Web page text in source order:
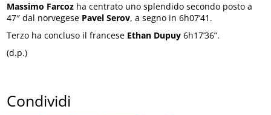
Massimo Farcoz ha centrato uno splendido secondo posto a
47″ dal norvegese Pavel Serov, a segno in 6h07’41.
Terzo ha concluso il francese Ethan Dupuy 6h17’36”.
(d.p.)
Condividi